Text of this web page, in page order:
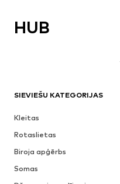
SIEVIEŠU KATEGORIJAS
Kleitas
Rotaslietas
Biroja apģērbs
Somas
HUB